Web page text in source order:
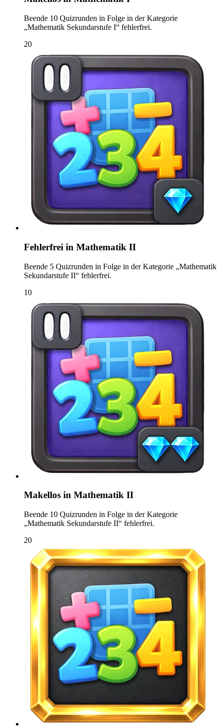
Beende 10 Quizrunden in Folge in der Kategorie
„Mathematik Sekundarstufe I“ fehlerfrei.
20
Fehlerfrei in Mathematik II
Beende 5 Quizrunden in Folge in der Kategorie „Mathematik
Sekundarstufe II“ fehlerfrei.
10
Makellos in Mathematik II
Beende 10 Quizrunden in Folge in der Kategorie
„Mathematik Sekundarstufe II“ fehlerfrei.
20